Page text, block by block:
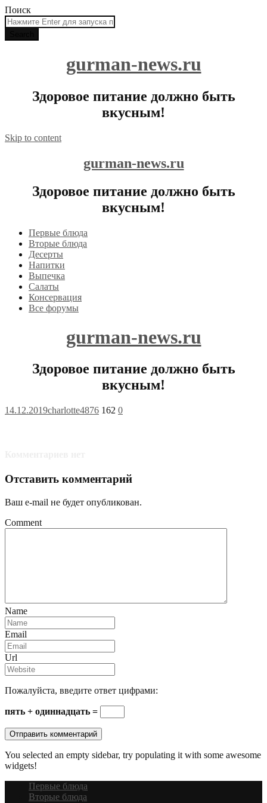
Поиск
gurman-news.ru
Здоровое питание должно быть
вкусным!
Skip to content
gurman-news.ru
Здоровое питание должно быть
вкусным!
Первые блюда
Вторые блюда
Десерты
Напитки
Выпечка
Салаты
Консервация
Все форумы
gurman-news.ru
Здоровое питание должно быть
вкусным!
14.12.2019charlotte4876 162 0
Отставить комментарий
Ваш e-mail не будет опубликован.
Comment
Name
Email
Url
Пожалуйста, введите ответ цифрами:
пять + одиннадцать =
You selected an empty sidebar, try populating it with some awesome
widgets!
Первые блюда
Вторые блюда